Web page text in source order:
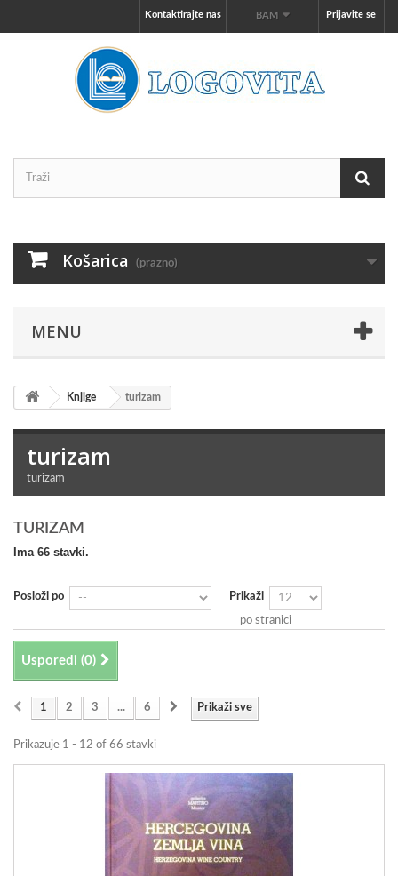
Prijavite se
BAM
Kontaktirajte nas
Košarica (prazno)
MENU
Knjige turizam
turizam
turizam
TURIZAM
Ima 66 stavki.
Posloži po Prikaži
po stranici
Usporedi (0)
Prikaži sve
1 2 3 ... 6
Prikazuje 1 - 12 of 66 stavki